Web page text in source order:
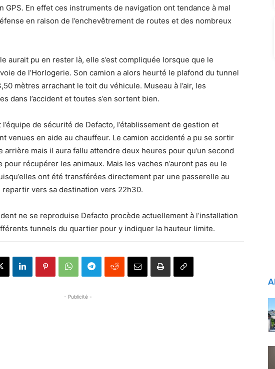
GPS. En effet ces instruments de navigation ont tendance à mal
en raison de l’enchevêtrement de routes et des nombreux
aurait pu en rester là, elle s’est compliquée lorsque que le
de l’Horlogerie. Son camion a alors heurté le plafond du tunnel
mètres arrachant le toit du véhicule. Museau à l’air, les
dans l’accident et toutes s’en sortent bien.
de sécurité de Defacto, l’établissement de gestion et
venues en aide au chauffeur. Le camion accidenté a pu se sortir
arrière mais il aura fallu attendre deux heures pour qu’un second
pour récupérer les animaux. Mais les vaches n’auront pas eu le
ont été transférées directement par une passerelle au
repartir vers sa destination vers 22h30.
ne se reproduise Defacto procède actuellement à l’installation
tunnels du quartier pour y indiquer la hauteur limite.
- Publicité -